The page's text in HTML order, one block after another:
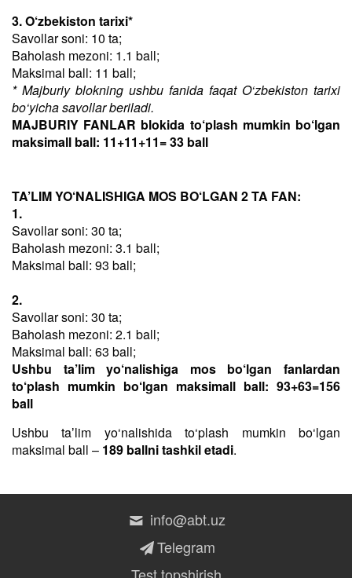
3. O‘zbekiston tarixi*
Savollar soni: 10 ta;
Baholash mezoni: 1.1 ball;
Maksimal ball: 11 ball;
* Majburiy blokning ushbu fanida faqat O‘zbekiston tarixi
bo‘yicha savollar beriladi.
MAJBURIY FANLAR blokida to‘plash mumkin bo‘lgan
maksimall ball: 11+11+11= 33 ball
TA’LIM YO‘NALISHIGA MOS BO‘LGAN 2 TA FAN:
1.
Savollar soni: 30 ta;
Baholash mezoni: 3.1 ball;
Maksimal ball: 93 ball;
2.
Savollar soni: 30 ta;
Baholash mezoni: 2.1 ball;
Maksimal ball: 63 ball;
Ushbu ta’lim yo‘nalishiga mos bo‘lgan fanlardan
to‘plash mumkin bo‘lgan maksimall ball: 93+63=156
ball
Ushbu taʼlim yo‘nalishida to‘plash mumkin bo‘lgan
maksimal ball – 189 ballni tashkil etadi.
info@abt.uz
Telegram